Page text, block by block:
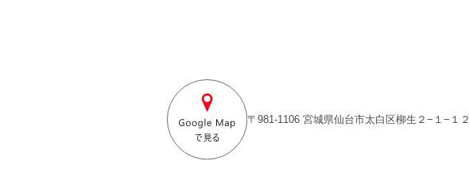
〒981-1106 宮城県仙台市太白区柳生２−１−１２